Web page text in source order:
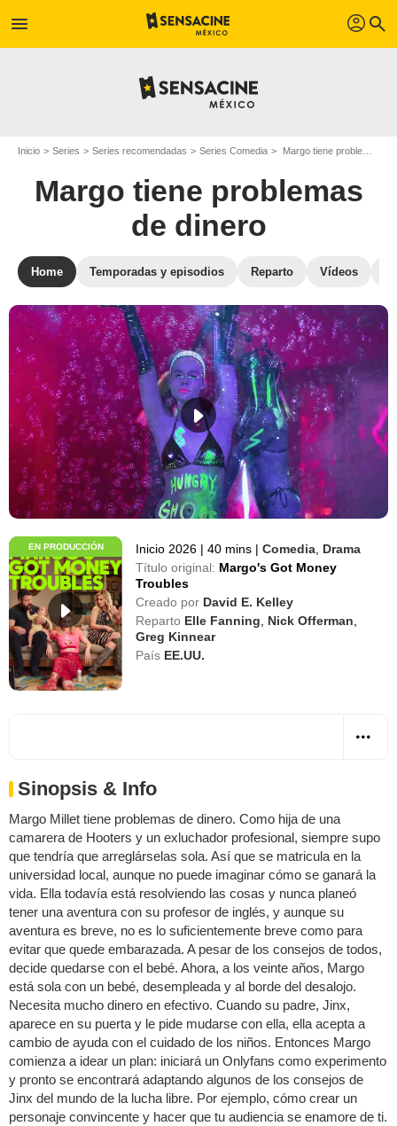
menu profil search
Inicio Series Series recomendadas Series Comedia Margo tiene problemas de dinero
Margo tiene problemas
de dinero
Home Temporadas y episodios Reparto Vídeos
EN PRODUCCIÓN Inicio 2026 | 40 mins | Comedia Drama
Título original: Margo's Got Money
Troubles
Creado por David E. Kelley
Reparto Elle Fanning Nick Offerman
Greg Kinnear
País EE.UU.
Sinopsis & Info
Margo Millet tiene problemas de dinero. Como hija de una
camarera de Hooters y un exluchador profesional, siempre supo
que tendría que arreglárselas sola. Así que se matricula en la
universidad local, aunque no puede imaginar cómo se ganará la
vida. Ella todavía está resolviendo las cosas y nunca planeó
tener una aventura con su profesor de inglés, y aunque su
aventura es breve, no es lo suficientemente breve como para
evitar que quede embarazada. A pesar de los consejos de todos,
decide quedarse con el bebé. Ahora, a los veinte años, Margo
está sola con un bebé, desempleada y al borde del desalojo.
Necesita mucho dinero en efectivo. Cuando su padre, Jinx,
aparece en su puerta y le pide mudarse con ella, ella acepta a
cambio de ayuda con el cuidado de los niños. Entonces Margo
comienza a idear un plan: iniciará un Onlyfans como experimento
y pronto se encontrará adaptando algunos de los consejos de
Jinx del mundo de la lucha libre. Por ejemplo, cómo crear un
personaje convincente y hacer que tu audiencia se enamore de ti.